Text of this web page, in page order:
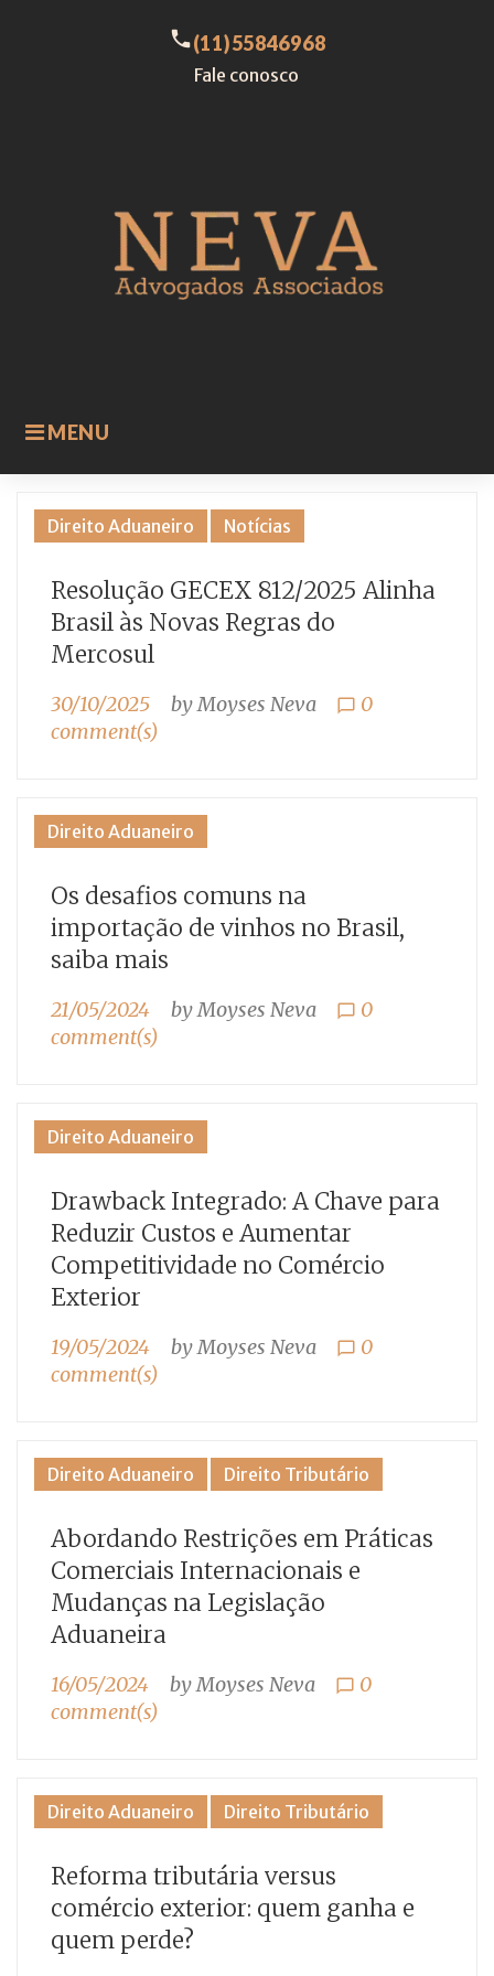
MENU
call(11)55846968
Fale conosco
Categoria:
Aduaneiro
Direito Aduaneiro Notícias
Resolução GECEX 812/2025 Alinha
Brasil às Novas Regras do
Mercosul
30/10/2025 byMoyses Neva chat_bubble_outline 0
comment(s)
Direito Aduaneiro
Os desafios comuns na
importação de vinhos no Brasil,
saiba mais
21/05/2024 byMoyses Neva chat_bubble_outline 0
comment(s)
Direito Aduaneiro
Drawback Integrado: A Chave para
Reduzir Custos e Aumentar
Competitividade no Comércio
Exterior
19/05/2024 byMoyses Neva chat_bubble_outline 0
comment(s)
Direito Aduaneiro Direito Tributário
Abordando Restrições em Práticas
Comerciais Internacionais e
Mudanças na Legislação
Aduaneira
16/05/2024 byMoyses Neva chat_bubble_outline 0
comment(s)
Direito Aduaneiro Direito Tributário
Reforma tributária versus
comércio exterior: quem ganha e
quem perde?